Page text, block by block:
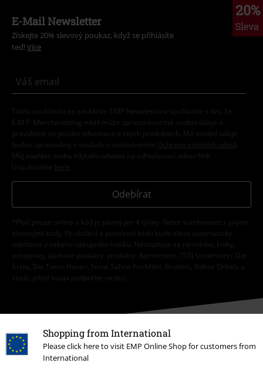
Shopping from International
Please click here to visit EMP Online Shop for customers from
International
20%
Sleva
E-Mail Newsletter
Získejte 20% slevový poukaz, když se přihlásíte
teď! Více
Tímto souhlasím se zasíláním EMP Newslettru a souhlasím s tím, že
E.M.P. Merchandising mbH může zpracovávat mé osobní údaje a
pravidelně mi posílat informace o svých produktech. Mé osobní údaje
budou zpracovány v souladu s ustanoveními
Ochrana osobních údajů
Můj souhlas mohu kdykoliv odvolat na odhlašovací odkaz/link.
Unsubscribe here
Odebírat
*Platí pouze online a kód je platný jen 4 týdny. Nelze kombinovat s jinými
slevovými kódy. Po vložení a potvrzení kódu bude sleva automaticky
odečtena z vašeho nákupního košíku. Nevztahuje se na média, knihy,
vstupenky, dárkové poukazy, produkty: Rammstein, (Till) Lindemann, Die
Ärzte, Die Toten Hosen, Feine Sahne Fischfilet, Broilers, Böhse Onkelz a
zboží, jehož koupí podpoříte nadaci.
Náš zákaznický servis je tu pro vás